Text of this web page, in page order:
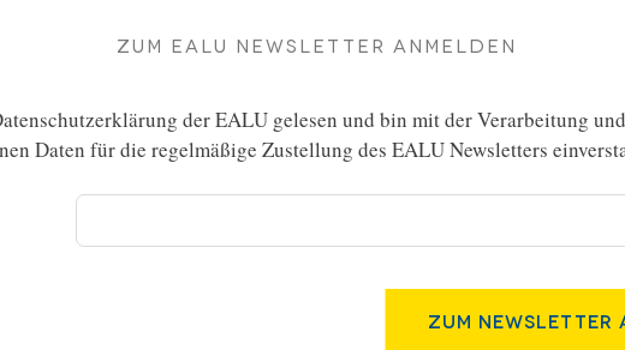
Zum EALU Newsletter anmelden
der EALU gelesen und bin mit der Verarbeitung
Daten für die regelmäßige Zustellung des EALU Newsletters
Zum Newsletter